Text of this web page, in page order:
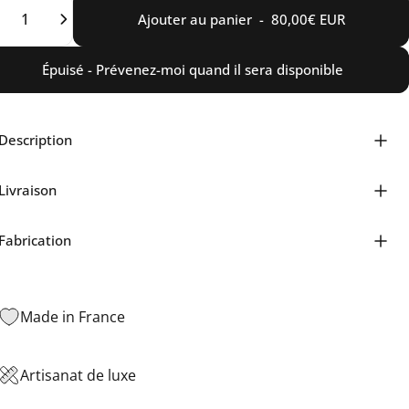
Ajouter au panier- 80,00€ EUR
Épuisé - Prévenez-moi quand il sera disponible
Made in France
Artisanat de luxe